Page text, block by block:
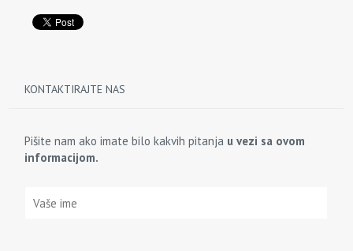
KONTAKTIRAJTE NAS
Pišite nam ako imate bilo kakvih pitanja u vezi sa ovom
informacijom.